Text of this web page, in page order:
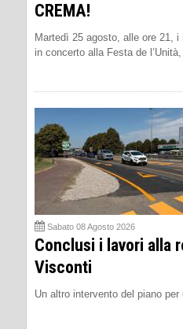
CREMA!
Martedì 25 agosto, alle ore 21,
in concerto alla Festa de
Sabato 08 Agosto 2026
Conclusi i lavori alla
Visconti
Un altro intervento del piano